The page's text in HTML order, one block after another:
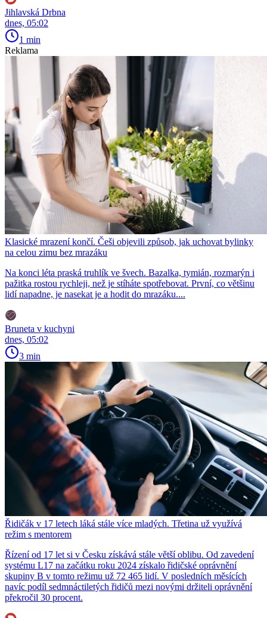
Jihlavská Drbna
dnes, 05:02
1 min
Reklama
Klasické mrazení končí. Češi objevili způsob, jak uchovat bylinky
na celou zimu bez mrazáku
Na konci léta praská truhlík ve švech. Bazalka, tymián, rozmarýn i
pažitka rostou rychleji, než je stíháte spotřebovat. První, co většinu
lidí napadne, je nasekat je a hodit do mrazáku....
Bruneta v kuchyni
dnes, 05:02
3 min
Řidičák v 17 letech láká stále více mladých. Třetina už využívá
režim s mentorem
Řízení od 17 let si v Česku získává stále větší oblibu. Od zavedení
systému L17 na začátku roku 2024 získalo řidičské oprávnění
skupiny B v tomto režimu už 72 465 lidí. V posledních měsících
navíc podíl sedmnáctiletých řidičů mezi novými držiteli oprávnění
překročil 30 procent.